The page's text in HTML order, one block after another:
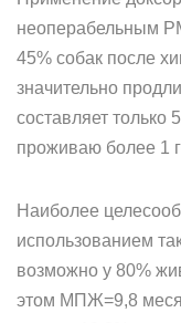
неоперабельным
45% собак после
значительно
составляет только
проживаю более 1
Наиболее
использованием
возможно у 80%
этом МПЖ=9,8